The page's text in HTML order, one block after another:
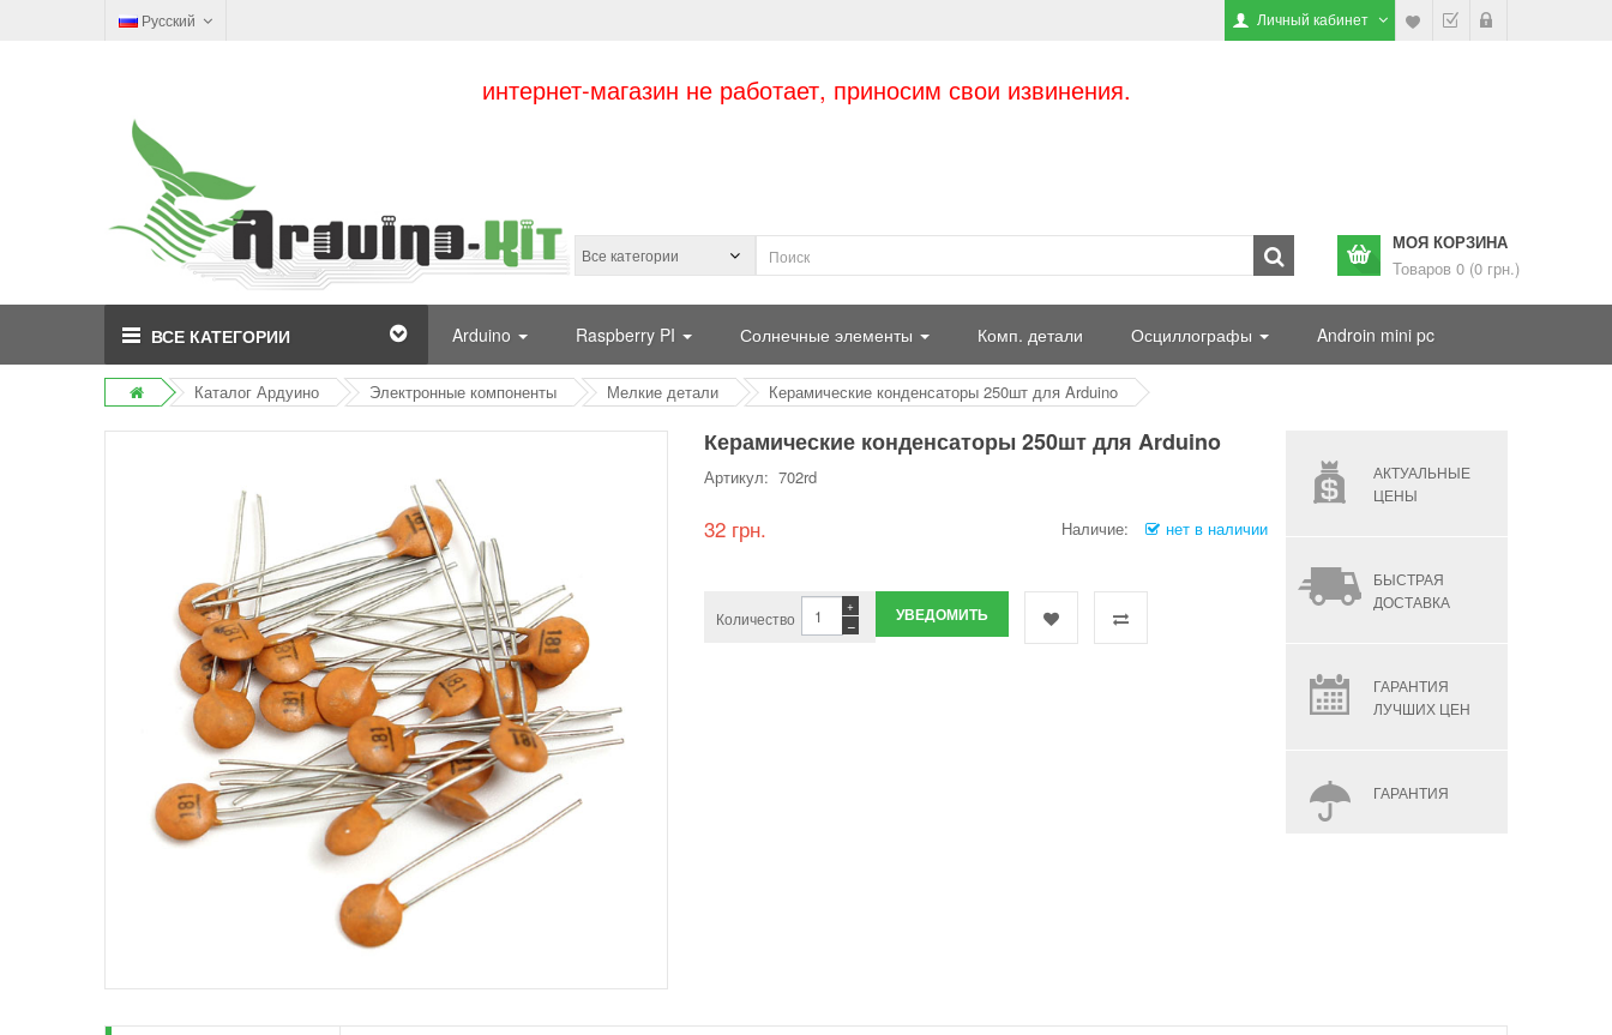
Русский Личный кабинет
интернет-магазин не работает, приносим свои извинения.
МОЯ КОРЗИНА
Товаров 0 (0 грн.)
ВСЕ КАТЕГОРИИ Arduino Raspberry PI Солнечные элементы Комп. детали Осциллографы Androin mini pc
Каталог Ардуино Электронные компоненты Мелкие детали Керамические конденсаторы 250шт для Arduino
Керамические конденсаторы 250шт для Arduino
Артикул: 702rd
32 грн. Наличие: нет в наличии
Количество −
+ УВЕДОМИТЬ
АКТУАЛЬНЫЕ
ЦЕНЫ
БЫСТРАЯ
ДОСТАВКА
ГАРАНТИЯ
ЛУЧШИХ ЦЕН
ГАРАНТИЯ